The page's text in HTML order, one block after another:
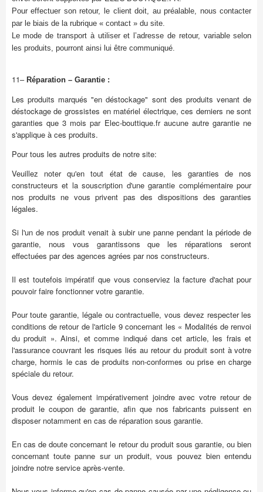
Pour effectuer son retour, le client doit, au préalable, nous contacter
par le biais de la rubrique « contact » du site.
Le mode de transport à utiliser et l’adresse de retour, variable selon
les produits, pourront ainsi lui être communiqué.
11– Réparation – Garantie :
Les produits marqués "en déstockage" sont des produits venant de
déstockage de grossistes en matériel électrique, ces derniers ne sont
garanties que 3 mois par Elec-bouttique.fr aucune autre garantie ne
s'applique à ces produits.
Pour tous les autres produits de notre site:
Veuillez noter qu'en tout état de cause, les garanties de nos
constructeurs et la souscription d'une garantie complémentaire pour
nos produits ne vous privent pas des dispositions des garanties
légales.
Si l'un de nos produit venait à subir une panne pendant la période de
garantie, nous vous garantissons que les réparations seront
effectuées par des agences agrées par nos constructeurs.
Il est toutefois impératif que vous conserviez la facture d'achat pour
pouvoir faire fonctionner votre garantie.
Pour toute garantie, légale ou contractuelle, vous devez respecter les
conditions de retour de l'article 9 concernant les « Modalités de renvoi
du produit ». Ainsi, et comme indiqué dans cet article, les frais et
l'assurance couvrant les risques liés au retour du produit sont à votre
charge, hormis le cas de produits non-conformes ou prise en charge
spéciale du retour.
Vous devez également impérativement joindre avec votre retour de
produit le coupon de garantie, afin que nos fabricants puissent en
disposer notamment en cas de réparation sous garantie.
En cas de doute concernant le retour du produit sous garantie, ou bien
concernant toute panne sur un produit, vous pouvez bien entendu
joindre notre service après-vente.